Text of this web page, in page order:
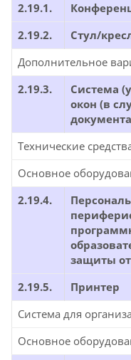
2.19.1.
2.19.2.
Стул/
Дополнительное
2.19.3.
Система
окон (в
Технические
Основное
2.19.4.
защиты
2.19.5.
Принтер
Система для
Основное